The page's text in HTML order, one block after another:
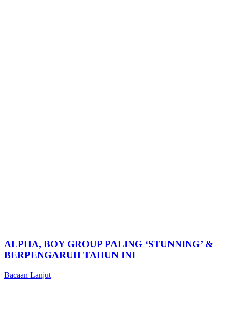
ALPHA, BOY GROUP PALING ‘STUNNING’ &
BERPENGARUH TAHUN INI
Bacaan Lanjut